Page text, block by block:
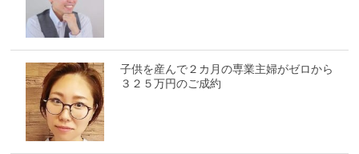
子供を産んで２カ月の専業主婦がゼロから
３２５万円のご成約